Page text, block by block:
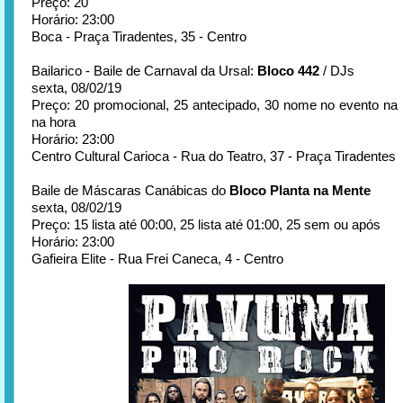
Horário: 23:00
Boca - Praça Tiradentes, 35 - Centro
Bailarico - Baile de Carnaval da Ursal: Bloco 442 / DJs
sexta, 08/02/19
Preço: 20 promocional, 25 antecipado, 30 nome no evento
na hora
Horário: 23:00
Centro Cultural Carioca - Rua do Teatro, 37 - Praça Tiradentes
Baile de Máscaras Canábicas do Bloco Planta na Mente
sexta, 08/02/19
Preço: 15 lista até 00:00, 25 lista até 01:00, 25 sem ou após
Horário: 23:00
Gafieira Elite - Rua Frei Caneca, 4 - Centro